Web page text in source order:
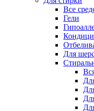
Все
Гели
Для